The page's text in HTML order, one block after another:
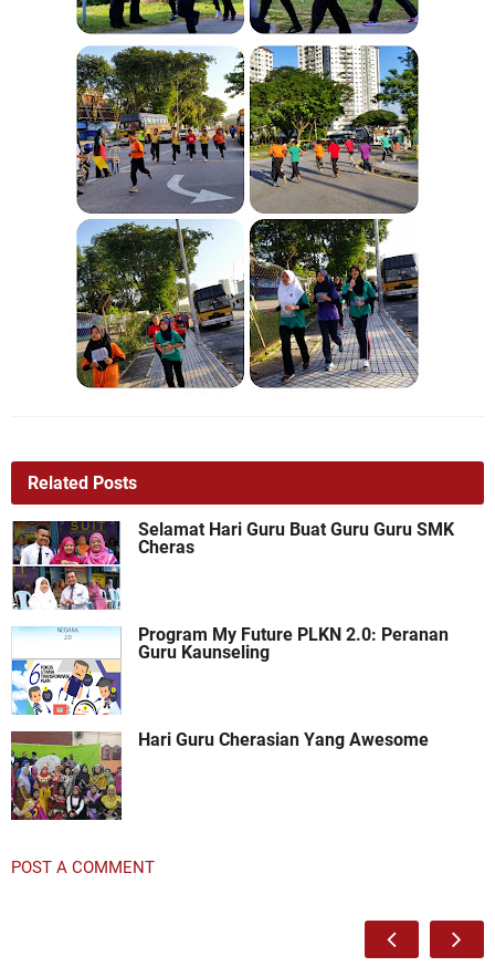
Related Posts
Selamat Hari Guru Buat Guru Guru SMK
Cheras
Program My Future PLKN 2.0: Peranan
Guru Kaunseling
Hari Guru Cherasian Yang Awesome
POST A COMMENT